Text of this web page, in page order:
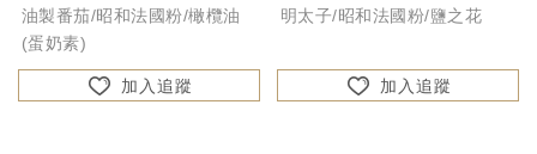
油製番茄/昭和法國粉/橄欖油
(蛋奶素)
加入追蹤
明太子/昭和法國粉/鹽之花
加入追蹤